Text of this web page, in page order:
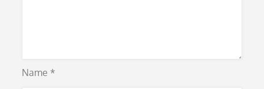
Name *